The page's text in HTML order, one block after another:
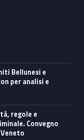
per analisi e
Convegno